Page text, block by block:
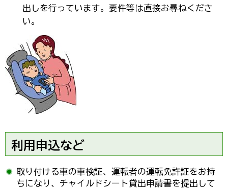
出しを行っています。要件等は直接お尋ねくださ
い。
利用申込など
取り付ける車の車検証、運転者の運転免許証をお持
ちになり、チャイルドシート貸出申請書を提出して